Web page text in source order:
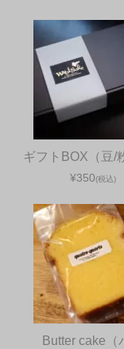
ギフトBOX（豆/
¥350(税込)
Butter cake